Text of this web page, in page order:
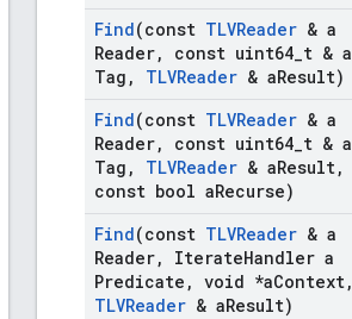
Find(const TLVReader & a
Reader, const uint64 t & a
Tag , TLVReader & aResult)
Find(const TLVReader & a
Reader, const uint64 t & a
Tag , TLVReader & aResult,
const bool aRecurse)
Find(const TLVReader & a
Reader, IterateHandler a
Predicate , void *aContext,
TLVReader & aResult)